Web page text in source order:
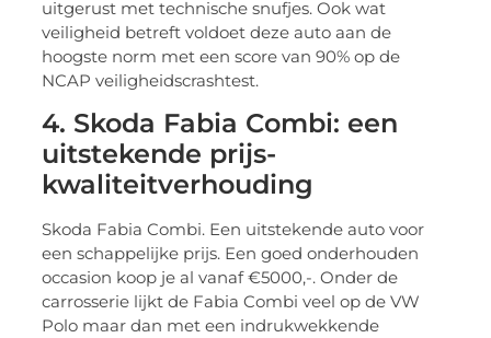
uitgerust met technische snufjes. Ook wat
veiligheid betreft voldoet deze auto aan de
hoogste norm met een score van 90% op de
NCAP veiligheidscrashtest.
4. Skoda Fabia Combi: een
uitstekende prijs-
kwaliteitverhouding
Skoda Fabia Combi. Een uitstekende auto voor
een schappelijke prijs. Een goed onderhouden
occasion koop je al vanaf €5000,-. Onder de
carrosserie lijkt de Fabia Combi veel op de VW
Polo maar dan met een indrukwekkende